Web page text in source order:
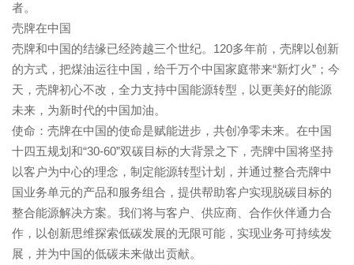
者。
壳牌在中国
壳牌和中国的结缘已经跨越三个世纪。 120多年前，壳牌以创新
的方式，把煤油运往中国，给千万个中国家庭带来“新灯火”；今
天，壳牌初心不改，全力支持中国能源转型，以更美好的能源
未来，为新时代的中国加油。
使命：壳牌在中国的使命是赋能进步，共创净零未来。在中国
十四五规划和“30-60”双碳目标的大背景之下，壳牌中国将坚持
以客户为中心的理念，制定能源转型计划，并通过整合壳牌中
国业务单元的产品和服务组合，提供帮助客户实现脱碳目标的
整合能源解决方案。我们将与客户、供应商、合作伙伴通力合
作，以创新思维探索低碳发展的无限可能，实现业务可持续发
展，并为中国的低碳未来做出贡献。